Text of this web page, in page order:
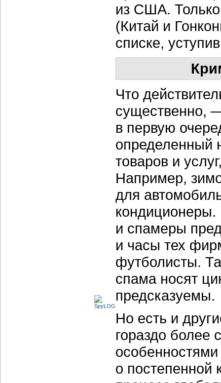
из США. Только
(Китай и
списке,
Что
существенно,
в первую
определенный
товаров и
Например,
для
и спамеры
и часы тех
футболисты.
спама носят
предсказуемы.
Но есть и
гораздо более
о постепенной